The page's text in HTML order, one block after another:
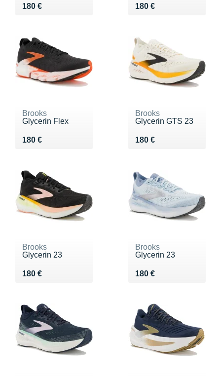
180 €
Vendu 180 € 180 €
Vendu 180 €
Brooks
Glycerin Flex
180 €
Vendu 180 €
Brooks
Glycerin GTS 23
180 €
Vendu 180 €
Brooks
Glycerin 23
180 €
Vendu 180 €
Brooks
Glycerin 23
180 €
Vendu 180 €